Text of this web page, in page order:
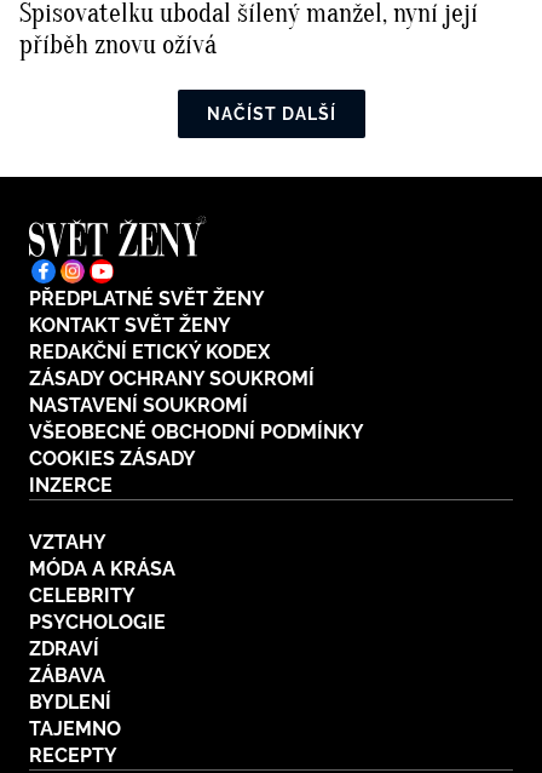
Spisovatelku ubodal šílený manžel, nyní její
příběh znovu ožívá
NAČÍST DALŠÍ
PŘEDPLATNÉ SVĚT ŽENY
KONTAKT SVĚT ŽENY
REDAKČNÍ ETICKÝ KODEX
ZÁSADY OCHRANY SOUKROMÍ
NASTAVENÍ SOUKROMÍ
VŠEOBECNÉ OBCHODNÍ PODMÍNKY
COOKIES ZÁSADY
INZERCE
VZTAHY
MÓDA A KRÁSA
CELEBRITY
PSYCHOLOGIE
ZDRAVÍ
ZÁBAVA
BYDLENÍ
TAJEMNO
RECEPTY